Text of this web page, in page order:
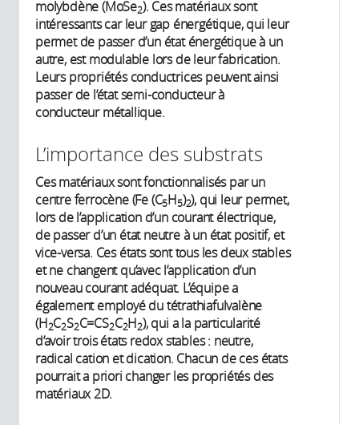
molybdène (MoSe2). Ces matériaux sont
intéressants car leur gap énergétique, qui leur
permet de passer d’un état énergétique à un
autre, est modulable lors de leur fabrication.
Leurs propriétés conductrices peuvent ainsi
passer de l’état semi-conducteur à
conducteur métallique.
L’importance des substrats
Ces matériaux sont fonctionnalisés par un
centre ferrocène (Fe (C5H5)2), qui leur permet,
lors de l’application d’un courant électrique,
de passer d’un état neutre à un état positif, et
vice-versa. Ces états sont tous les deux stables
et ne changent qu’avec l’application d’un
nouveau courant adéquat. L’équipe a
également employé du tétrathiafulvalène
(H2C2S2C=CS2C2H2), qui a la particularité
d’avoir trois états redox stables : neutre,
radical cation et dication. Chacun de ces états
pourrait a priori changer les propriétés des
matériaux 2D.